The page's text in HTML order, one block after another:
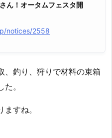
ん！オータムフェスタ開
notices/2558
、釣り、狩りで材料の束箱
。
すね。